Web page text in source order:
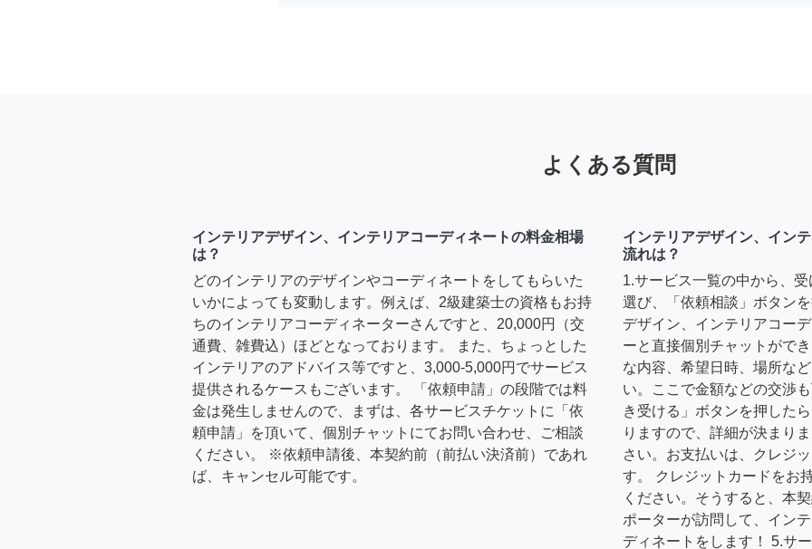
よくある質問
インテリアデザイン、インテリアコーディネートの料金相場
は？
どのインテリアのデザインやコーディネートをしてもらいた
いかによっても変動します。例えば、2級建築士の資格もお持
ちのインテリアコーディネーターさんですと、20,000円（交
通費、雑費込）ほどとなっております。 また、ちょっとした
インテリアのアドバイス等ですと、3,000-5,000円でサービス
提供されるケースもございます。 「依頼申請」の段階では料
金は発生しませんので、まずは、各サービスチケットに「依
頼申請」を頂いて、個別チャットにてお問い合わせ、ご相談
ください。 ※依頼申請後、本契約前（前払い決済前）であれ
ば、キャンセル可能です。
インテリアデザイン、イン
流れは？
1.サービス一覧の中から、
選び、「依頼相談」ボタン
デザイン、インテリアコー
ーと直接個別チャットがで
な内容、希望日時、場所な
い。ここで金額などの交渉
き受ける」ボタンを押した
りますので、詳細が決まり
さい。お支払いは、クレジ
す。 クレジットカードをお
ください。そうすると、本
ポーターが訪問して、イン
ディネートをします！ 5.サ